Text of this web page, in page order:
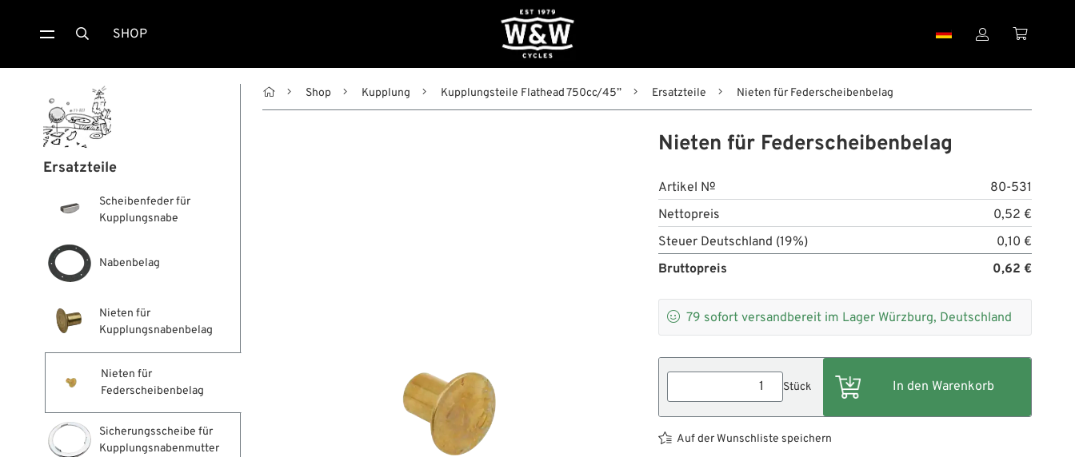
 SHOP  
Ersatzteile
Scheibenfeder für
Kupplungsnabe
Nabenbelag
Nieten für
Kupplungsnabenbelag
Nieten für
Federscheibenbelag
Sicherungsscheibe für
Kupplungsnabenmutter
 Shop Kupplung Kupplungsteile Flathead 750cc/45” Ersatzteile Nieten für Federscheibenbelag
Nieten für Federscheibenbelag
Artikel №
80-531
Nettopreis
0,52 €
Steuer Deutschland (19%)
0,10 €
Bruttopreis
0,62 €
 79 sofort versandbereit im Lager Würzburg, Deutschland
Stück
Auf der Wunschliste speichern